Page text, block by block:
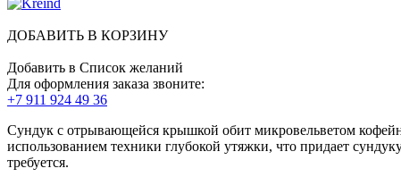
ДОБАВИТЬ В КОРЗИНУ
Добавить в Список желаний
Для оформления заказа звоните:
+7 911 924 49 36
Сундук с отрывающейся крышкой обит микровельветом
использованием техники глубокой утяжки, что придает
требуется.